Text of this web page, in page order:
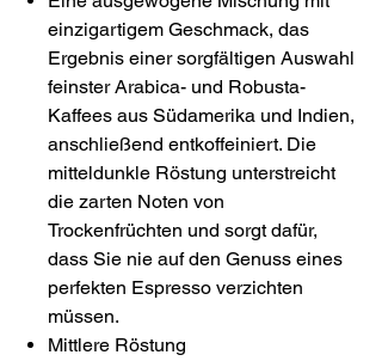
einzigartigem Geschmack, das
Ergebnis einer sorgfältigen Auswahl
feinster Arabica- und Robusta-
Kaffees aus Südamerika und Indien,
anschließend entkoffeiniert. Die
mitteldunkle Röstung unterstreicht
die zarten Noten von
Trockenfrüchten und sorgt dafür,
dass Sie nie auf den Genuss eines
perfekten Espresso verzichten
müssen.
Mittlere Röstung